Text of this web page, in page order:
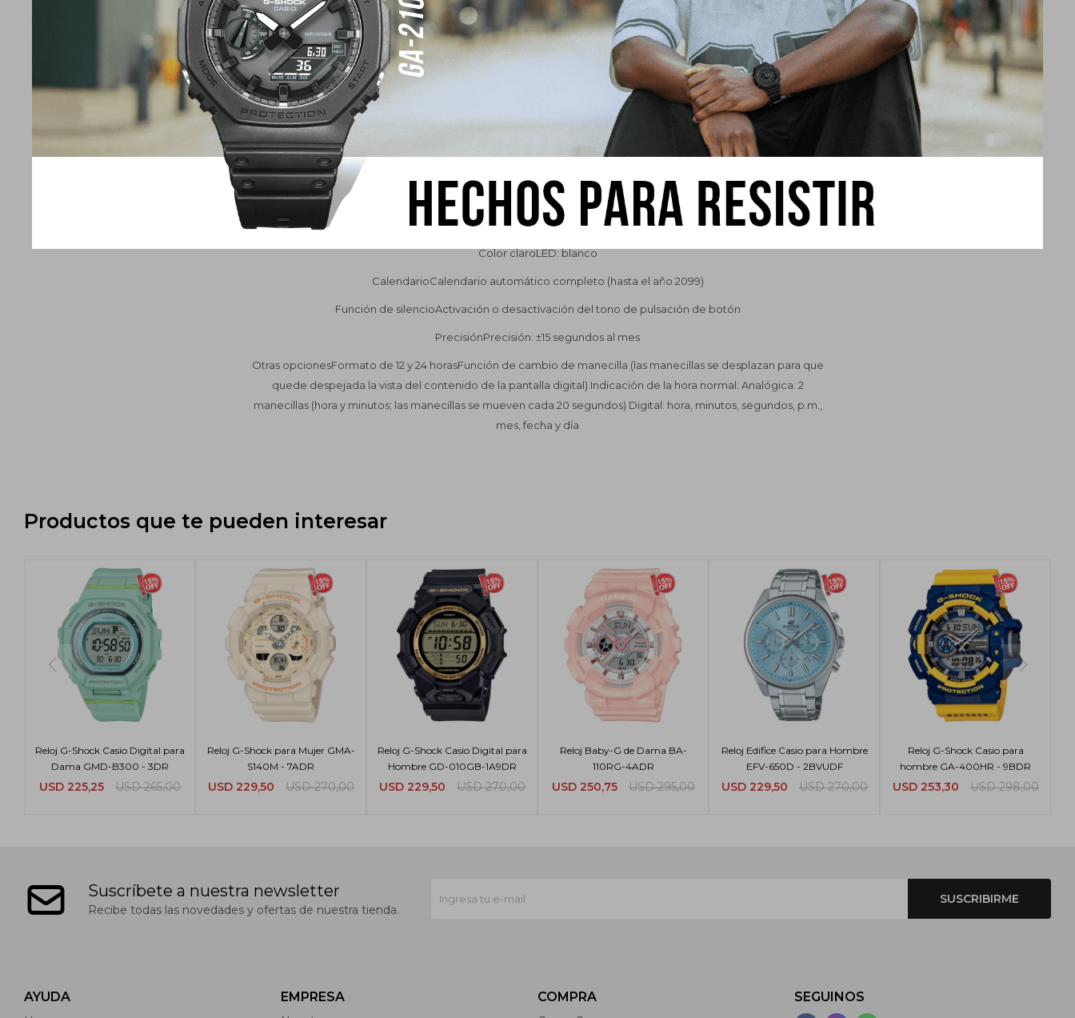
activación/desactivación del horario de verano, cambio de ciudad local/hora mundial y acceso a la zona horaria
UTC con un solo toque
CronómetroCronómetro de 1/100 segundos Capacidad de medición: 23:59'59,99'' Modos de medición: Tiempo
transcurrido, fracción de tiempo y tiempo del primer y segundo puesto Otros: alarma de tiempo objetivo, inicio
de cronometraje directo desde el modo de indicación de la hora
TemporizadorTemporizador de cuenta atrás Unidad de medición: 1/10 segundos Rango de cuenta atrás:
60 minutos Rango de ajuste de la hora de inicio de la cuenta atrás: Entre 1 y 60 minutos (incrementos de 1
Alarma / señal de hora5 alarmas diarias (con una alarma con repetición)Señal de hora
IluminaciónLuz LED (superiluminador) Duración de la iluminación seleccionable (1,5 o 3 segundos), luminosidad
Color claroLED: blanco
CalendarioCalendario automático completo (hasta el año 2099)
Función de silencioActivación o desactivación del tono de pulsación de botón
PrecisiónPrecisión: ±15 segundos al mes
Otras opcionesFormato de 12 y 24 horasFunción de cambio de manecilla (las manecillas se desplazan para que
quede despejada la vista del contenido de la pantalla digital).Indicación de la hora normal: Analógica: 2
manecillas (hora y minutos; las manecillas se mueven cada 20 segundos) Digital: hora, minutos, segundos, p.m.,
mes, fecha y día
Productos que te pueden interesar
Reloj G-Shock Casio Digital para
Dama GMD-B300 - 3DR
USD 225,25 USD 265,00
Reloj G-Shock para Mujer GMA-
S140M - 7ADR
USD 229,50 USD 270,00
Reloj G-Shock Casio Digital para
Hombre GD-010GB-1A9DR
USD 229,50 USD 270,00
Reloj Baby-G de Dama BA-
110RG-4ADR
USD 250,75 USD 295,00
Reloj Edifice Casio para Hombre
EFV-650D - 2BVUDF
USD 229,50 USD 270,00
Reloj G-Shock Casio para
hombre GA-400HR - 9BDR
USD 253,30 USD 298,00
Suscríbete a nuestra newsletter
Recibe todas las novedades y ofertas de nuestra tienda.
SUSCRIBIRME
AYUDA EMPRESA COMPRA SEGUINOS